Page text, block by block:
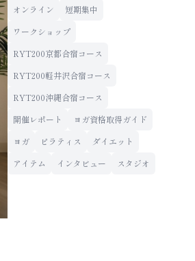
オンライン
短期集中
ワークショップ
RYT200京都合宿コース
RYT200軽井沢合宿コース
RYT200沖縄合宿コース
開催レポート
ヨガ資格取得ガイド
ヨガ
ピラティス
ダイエット
アイテム
インタビュー スタジオ